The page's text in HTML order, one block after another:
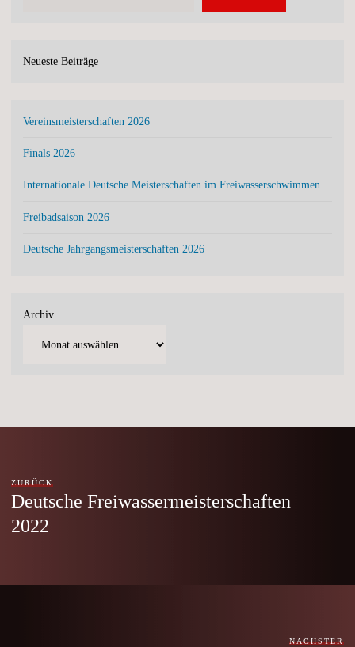
Neueste Beiträge
Vereinsmeisterschaften 2026
Finals 2026
Internationale Deutsche Meisterschaften im Freiwasserschwimmen
Freibadsaison 2026
Deutsche Jahrgangsmeisterschaften 2026
Archiv
ZURÜCK
Deutsche Freiwassermeisterschaften
2022
NÄCHSTER